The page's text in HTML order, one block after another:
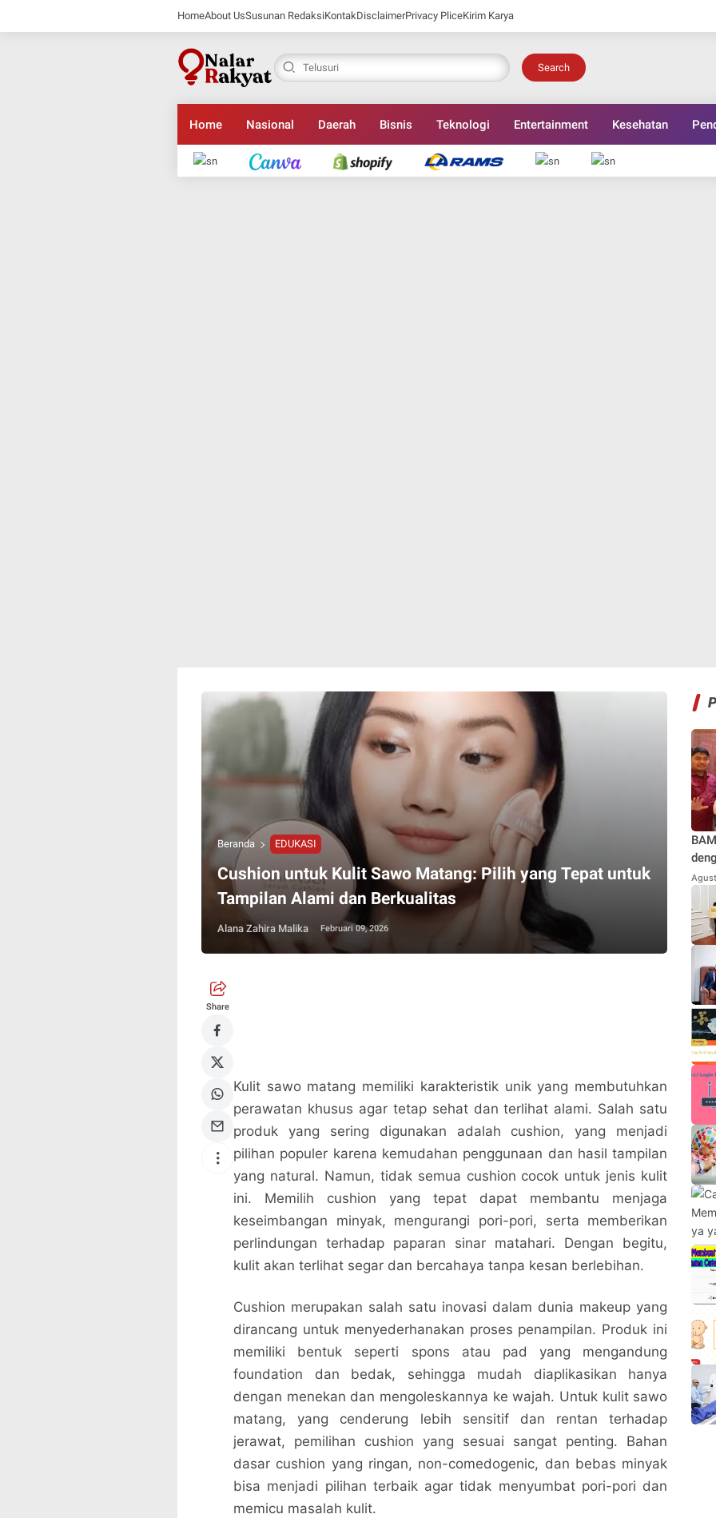
HomeAbout UsSusunan RedaksiKontakDisclaimerPrivacy PliceKirim Karya
Search
Home Nasional Daerah Bisnis Teknologi Entertainment Kesehatan
Beranda EDUKASI
Cushion untuk Kulit Sawo Matang: Pilih yang Tepat untuk
Tampilan Alami dan Berkualitas
Alana Zahira Malika Februari 09, 2026
Share
Kulit sawo matang memiliki karakteristik unik yang membutuhkan
perawatan khusus agar tetap sehat dan terlihat alami. Salah satu
produk yang sering digunakan adalah cushion, yang menjadi
pilihan populer karena kemudahan penggunaan dan hasil tampilan
yang natural. Namun, tidak semua cushion cocok untuk jenis kulit
ini. Memilih cushion yang tepat dapat membantu menjaga
keseimbangan minyak, mengurangi pori-pori, serta memberikan
perlindungan terhadap paparan sinar matahari. Dengan begitu,
kulit akan terlihat segar dan bercahaya tanpa kesan berlebihan.
Cushion merupakan salah satu inovasi dalam dunia makeup yang
dirancang untuk menyederhanakan proses penampilan. Produk ini
memiliki bentuk seperti spons atau pad yang mengandung
foundation dan bedak, sehingga mudah diaplikasikan hanya
dengan menekan dan mengoleskannya ke wajah. Untuk kulit sawo
matang, yang cenderung lebih sensitif dan rentan terhadap
jerawat, pemilihan cushion yang sesuai sangat penting. Bahan
dasar cushion yang ringan, non-comedogenic, dan bebas minyak
bisa menjadi pilihan terbaik agar tidak menyumbat pori-pori dan
memicu masalah kulit.